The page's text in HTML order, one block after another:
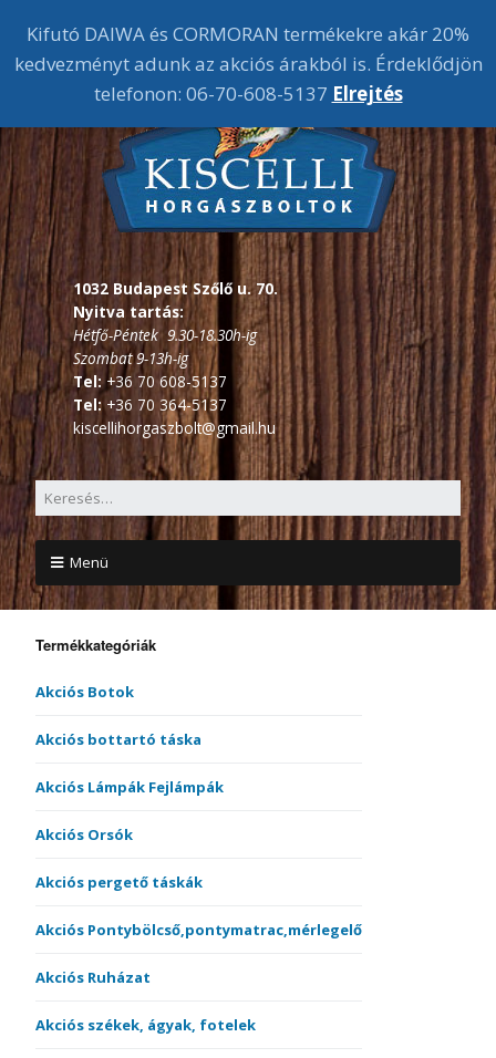
1032 Budapest Szőlő u. 70.
Nyitva tartás:
Hétfő-Péntek 9.30-18.30h-ig
Szombat 9-13h-ig
Tel:+36 70 608-5137
Tel: +36 70 364-5137
kiscellihorgaszbolt@gmail.hu
Menü
Termékkategóriák
Akciós Botok
Akciós bottartó táska
Akciós Lámpák Fejlámpák
Akciós Orsók
Akciós pergető táskák
Akciós Pontybölcső,pontymatrac,mérlegelő
Akciós Ruházat
Akciós székek, ágyak, fotelek
Kifutó DAIWA és CORMORAN termékekre akár 20%
kedvezményt adunk az akciós árakból is. Érdeklődjön
telefonon: 06-70-608-5137 Elrejtés